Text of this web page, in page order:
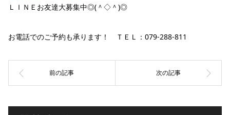
ＬＩＮＥお友達大募集中◎(＾◇＾)◎
お電話でのご予約も承ります！ ＴＥＬ：079-288-811